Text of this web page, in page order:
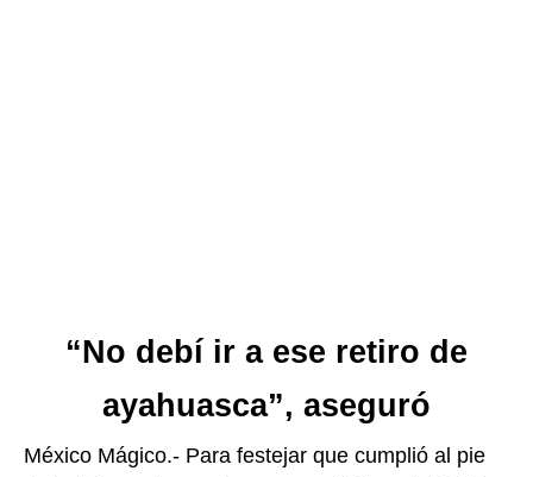
“No debí ir a ese retiro de
ayahuasca”, aseguró
México Mágico.- Para festejar que cumplió al pie